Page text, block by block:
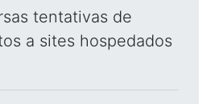
tentativas de
a sites hospedados